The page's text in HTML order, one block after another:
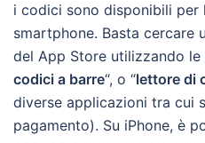
i codici sono disponibili
smartphone. Basta cercare
del App Store utilizzando le
codici a barre“, o “lettore di
diverse applicazioni tra cui
pagamento). Su iPhone, è